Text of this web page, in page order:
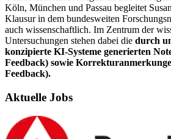
Köln, München und Passau begleitet
Klausur in dem bundesweiten
auch wissenschaftlich. Im Zentrum der
Untersuchungen stehen dabei die durch
konzipierte KI-Systeme generierten
Feedback) sowie
Feedback).
Aktuelle Jobs